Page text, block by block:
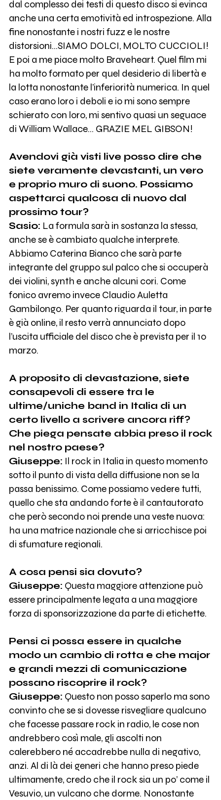
dal complesso dei testi di questo disco si evinca
anche una certa emotività ed introspezione. Alla
fine nonostante i nostri fuzz e le nostre
distorsioni…SIAMO DOLCI, MOLTO CUCCIOLI!
E poi a me piace molto Braveheart. Quel film mi
ha molto formato per quel desiderio di libertà e
la lotta nonostante l’inferiorità numerica. In quel
caso erano loro i deboli e io mi sono sempre
schierato con loro, mi sentivo quasi un seguace
di William Wallace... GRAZIE MEL GIBSON!
Avendovi già visti live posso dire che
siete veramente devastanti, un vero
e proprio muro di suono. Possiamo
aspettarci qualcosa di nuovo dal
prossimo tour?
Sasio: La formula sarà in sostanza la stessa,
anche se è cambiato qualche interprete.
Abbiamo Caterina Bianco che sarà parte
integrante del gruppo sul palco che si occuperà
dei violini, synth e anche alcuni cori. Come
fonico avremo invece Claudio Auletta
Gambilongo. Per quanto riguarda il tour, in parte
è già online, il resto verrà annunciato dopo
l’uscita ufficiale del disco che è prevista per il 10
marzo.
A proposito di devastazione, siete
consapevoli di essere tra le
ultime/uniche band in Italia di un
certo livello a scrivere ancora riff?
Che piega pensate abbia preso il rock
nel nostro paese?
Giuseppe: Il rock in Italia in questo momento
sotto il punto di vista della diffusione non se la
passa benissimo. Come possiamo vedere tutti,
quello che sta andando forte è il cantautorato
che però secondo noi prende una veste nuova:
ha una matrice nazionale che si arricchisce poi
di sfumature regionali.
A cosa pensi sia dovuto?
Giuseppe: Questa maggiore attenzione può
essere principalmente legata a una maggiore
forza di sponsorizzazione da parte di etichette.
Pensi ci possa essere in qualche
modo un cambio di rotta e che major
e grandi mezzi di comunicazione
possano riscoprire il rock?
Giuseppe: Questo non posso saperlo ma sono
convinto che se si dovesse risvegliare qualcuno
che facesse passare rock in radio, le cose non
andrebbero così male, gli ascolti non
calerebbero né accadrebbe nulla di negativo,
anzi. Al di là dei generi che hanno preso piede
ultimamente, credo che il rock sia un po’ come il
Vesuvio, un vulcano che dorme. Nonostante